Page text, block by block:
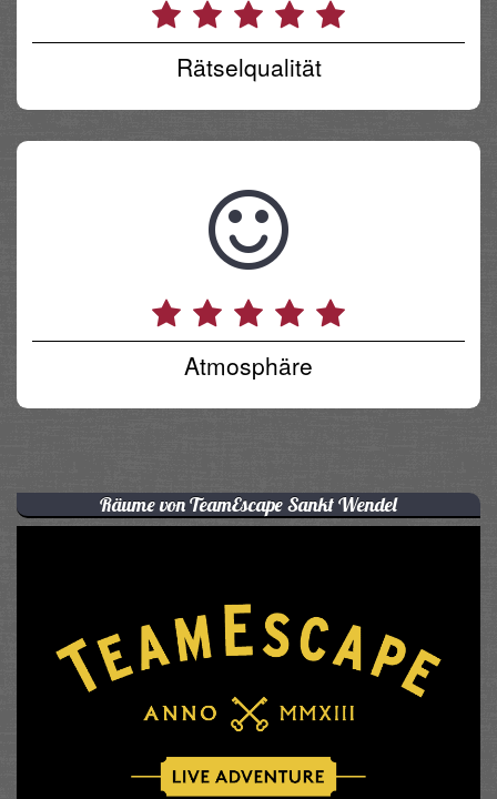
Rätselqualität
Atmosphäre
Räume von TeamEscape Sankt Wendel